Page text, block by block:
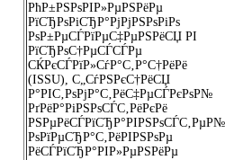
РћР±РЅРѕРІР»РµРЅРёРµ
РїСЂРѕРіСЂР°РјРјРЅРѕРіРѕ
РѕР±РµСЃРїРµС‡РµРЅРёСЏ РІ
РїСЂРѕС†РµСЃСЃРµ
СЌРєСЃРїР»СѓР°С‚Р°С†РёРё
(ISSU), С„СѓРЅРєС†РёСЏ
Р°РІС‚РѕРјР°С‚РёС‡РµСЃРєРѕР№
РґРёР°РіРЅРѕСЃС‚РёРєРё
РѕРїРµСЂР°С‚РёРІРЅРѕРµ
РёСЃРїСЂР°РІР»РµРЅРёРµ